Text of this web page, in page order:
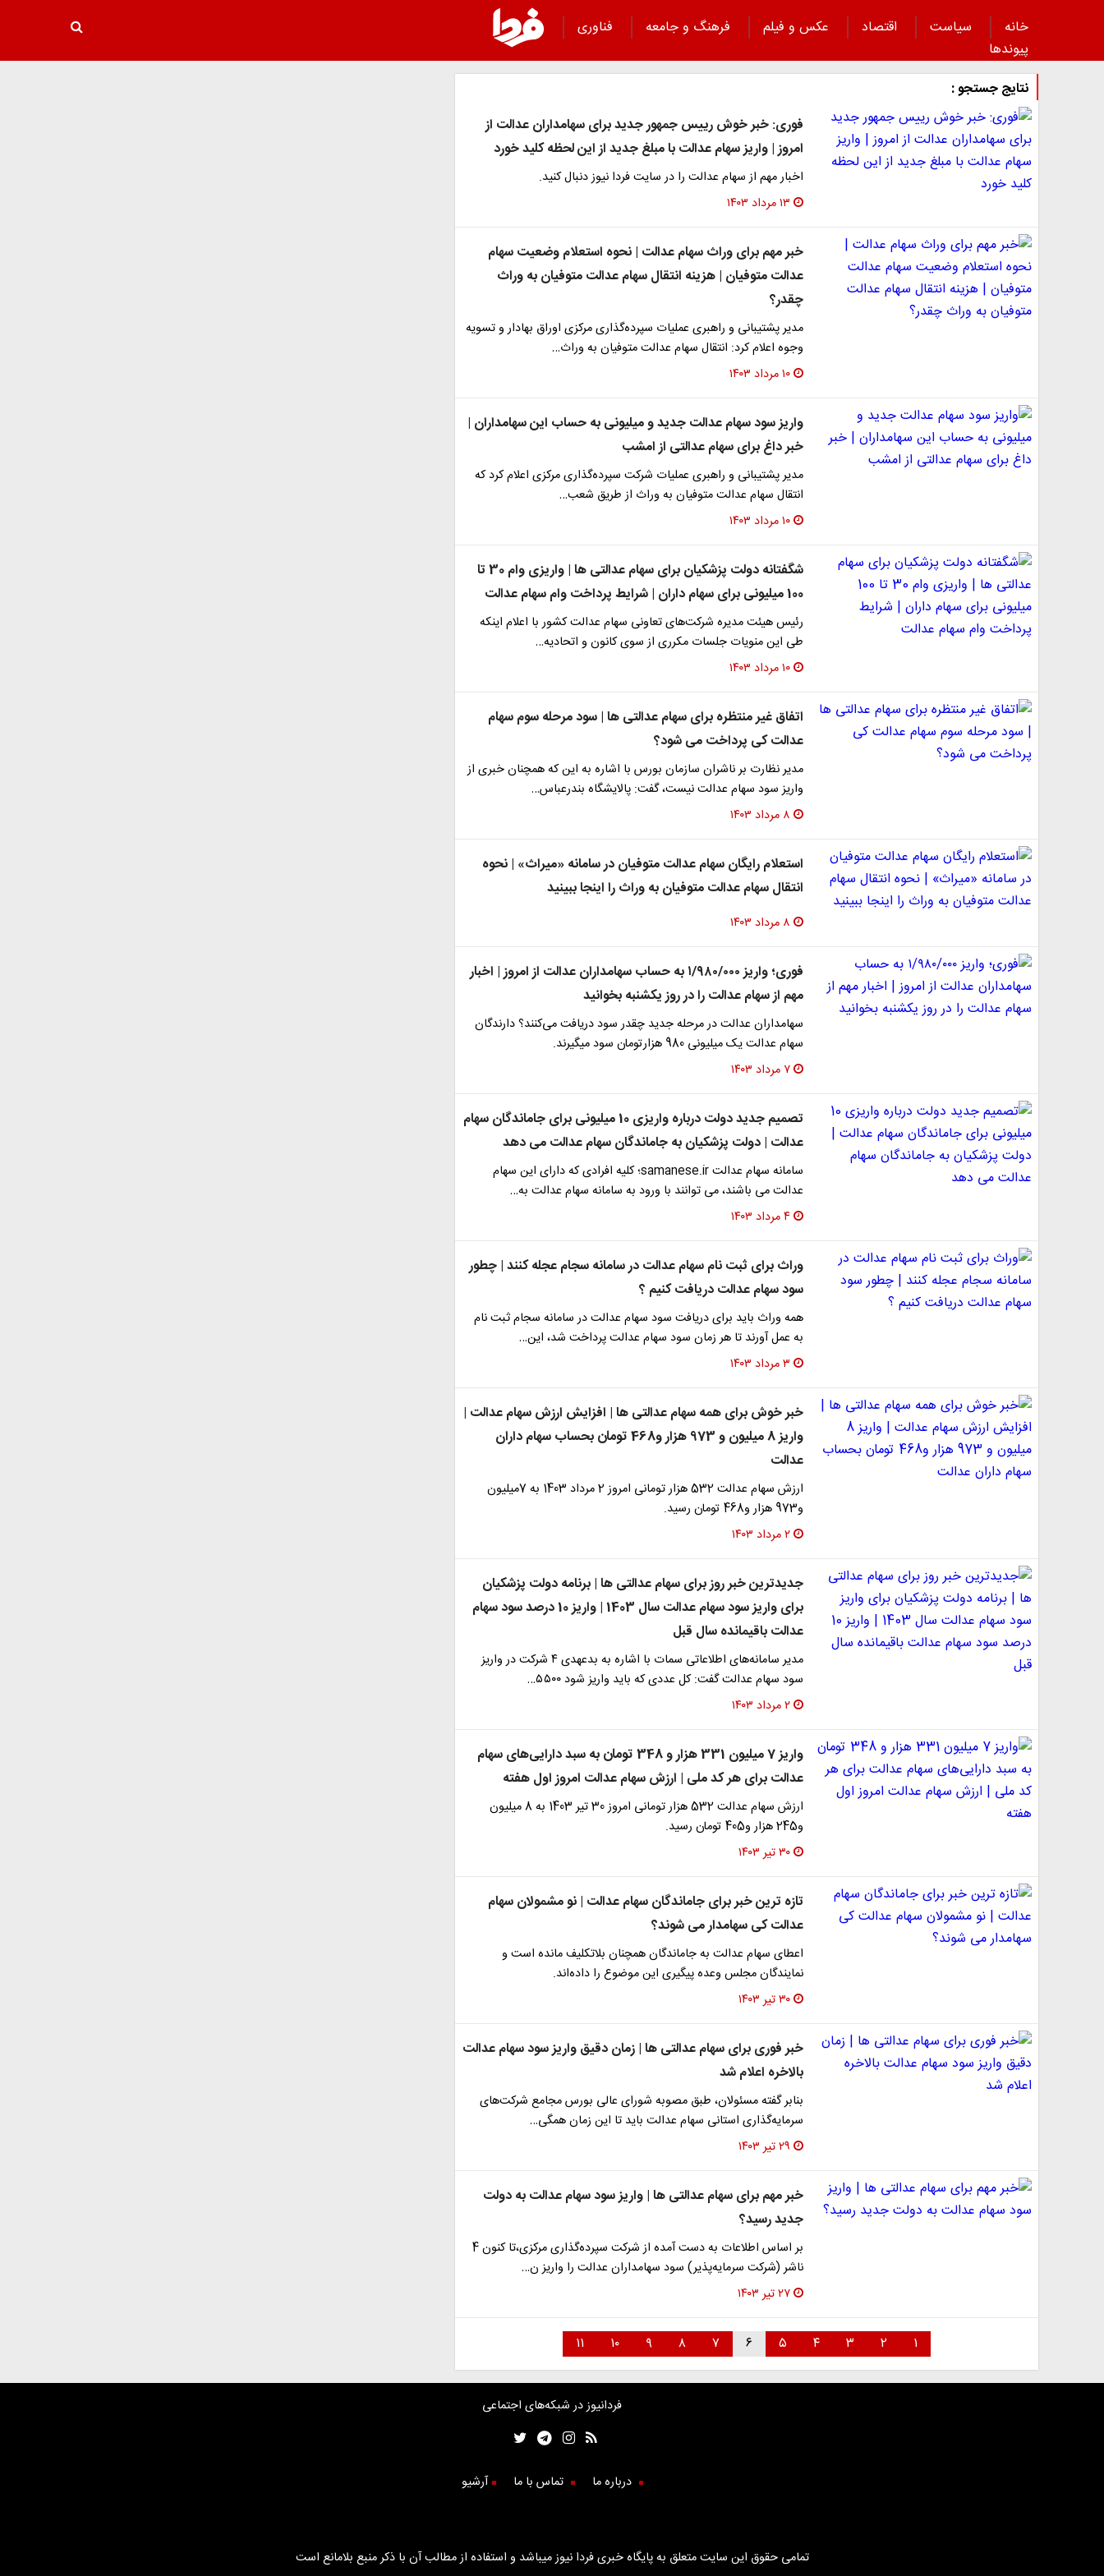
خانه سیاست اقتصاد عکس و فیلم فرهنگ و جامعه
فناوری
پیوند‌ها
نتایج جستجو :
فوری: خبر خوش رییس جمهور جدید برای سهامداران عدالت از
امروز | واریز سهام عدالت با مبلغ جدید از این لحظه کلید خورد
اخبار مهم از سهام عدالت را در سایت فردا نیوز دنبال کنید.
۱۳ مرداد ۱۴۰۳
خبر مهم برای وراث سهام عدالت | نحوه استعلام وضعیت سهام
عدالت متوفیان | هزینه انتقال سهام عدالت متوفیان به وراث
چقدر؟
مدیر پشتیبانی و راهبری عملیات سپرده‌گذاری مرکزی اوراق بهادار و تسویه
وجوه اعلام کرد: انتقال سهام عدالت متوفیان به وراث…
۱۰ مرداد ۱۴۰۳
واریز سود سهام عدالت جدید و میلیونی به حساب این سهامداران |
خبر داغ برای سهام عدالتی از امشب
مدیر پشتیبانی و راهبری عملیات شرکت سپرده‌گذاری مرکزی اعلام کرد که
انتقال سهام عدالت متوفیان به وراث از طریق شعب…
۱۰ مرداد ۱۴۰۳
شگفتانه دولت پزشکیان برای سهام عدالتی ها | واریزی وام 30 تا
100 میلیونی برای سهام داران | شرایط پرداخت وام سهام عدالت
رئیس هیئت مدیره شرکت‌های تعاونی سهام عدالت کشور با اعلام اینکه
طی این منویات جلسات مکرری از سوی کانون و اتحادیه…
۱۰ مرداد ۱۴۰۳
اتفاق غیر منتظره برای سهام عدالتی ها | سود مرحله سوم سهام
عدالت کی پرداخت می شود؟
مدیر نظارت بر ناشران سازمان بورس با اشاره به این که همچنان خبری از
واریز سود سهام عدالت نیست، گفت: پالایشگاه بندرعباس…
۸ مرداد ۱۴۰۳
استعلام رایگان سهام عدالت متوفیان در سامانه «میراث» | نحوه
انتقال سهام عدالت متوفیان به وراث را اینجا ببینید
۸ مرداد ۱۴۰۳
فوری؛ واریز ۱/۹۸۰/۰۰۰ به حساب سهامداران عدالت از امروز | اخبار
مهم از سهام عدالت را در روز یکشنبه بخوانید
سهامداران عدالت در مرحله جدید چقدر سود دریافت می‌کنند؟ دارندگان
سهام عدالت یک میلیونی 980 هزارتومان سود میگیرند.
۷ مرداد ۱۴۰۳
تصمیم جدید دولت درباره واریزی 10 میلیونی برای جاماندگان سهام
عدالت | دولت پزشکیان به جاماندگان سهام عدالت می دهد
سامانه سهام عدالت samanese.ir؛ کلیه افرادی که دارای این سهام
عدالت می باشند، می توانند با ورود به سامانه سهام عدالت به…
۴ مرداد ۱۴۰۳
وراث برای ثبت نام سهام عدالت در سامانه سجام عجله کنند | چطور
سود سهام عدالت دریافت کنیم ؟
همه وراث باید برای دریافت سود سهام عدالت در سامانه سجام ثبت نام
به عمل آورند تا هر زمان سود سهام عدالت پرداخت شد، این…
۳ مرداد ۱۴۰۳
خبر خوش برای همه سهام عدالتی ها | افزایش ارزش سهام عدالت |
واریز 8 میلیون و 973 هزار و468 تومان بحساب سهام داران
عدالت
ارزش سهام عدالت 532 هزار تومانی امروز 2 مرداد 1403 به 7میلیون
و973 هزار و468 تومان رسید.
۲ مرداد ۱۴۰۳
جدیدترین خبر روز برای سهام عدالتی ها | برنامه دولت پزشکیان
برای واریز سود سهام عدالت سال 1403 | واریز 10 درصد سود سهام
عدالت باقیمانده سال قبل
مدیر سامانه‌های اطلاعاتی سمات با اشاره به بدعهدی ۴ شرکت در واریز
سود سهام عدالت گفت: کل عددی که باید واریز شود ۵۵۰۰…
۲ مرداد ۱۴۰۳
واریز 7 میلیون 331 هزار و 348 تومان به سبد دارایی‌های سهام
عدالت برای هر کد ملی | ارزش سهام عدالت امروز اول هفته
ارزش سهام عدالت 532 هزار تومانی امروز 30 تیر 1403 به 8 میلیون
و245 هزار و405 تومان رسید.
۳۰ تیر ۱۴۰۳
تازه ترین خبر برای جاماندگان سهام عدالت | نو مشمولان سهام
عدالت کی سهامدار می شوند؟
اعطای سهام عدالت به جاماندگان همچنان بلاتکلیف مانده است و
نمایندگان مجلس وعده پیگیری این موضوع را داده‌اند.
۳۰ تیر ۱۴۰۳
خبر فوری برای سهام عدالتی ها | زمان دقیق واریز سود سهام عدالت
بالاخره اعلام شد
بنابر گفته مسئولان، طبق مصوبه شورای عالی بورس مجامع شرکت‌های
سرمایه‌گذاری استانی سهام عدالت باید تا این زمان همگی…
۲۹ تیر ۱۴۰۳
خبر مهم برای سهام عدالتی ها | واریز سود سهام عدالت به دولت
جدید رسید؟
بر اساس اطلاعات به دست آمده از شرکت سپرده‌گذاری مرکزی،‌تا کنون 4
ناشر (شرکت سرمایه‌پذیر) سود سهامداران عدالت را واریز ن…
۲۷ تیر ۱۴۰۳
۱ ۲ ۳ ۴ ۵ ۶ ۷ ۸ ۹ ۱۰ ۱۱
فردانیوز در شبکه‌های اجتماعی
درباره ما تماس با ما آرشیو
تمامی حقوق این سایت متعلق به پایگاه خبری فردا نیوز میباشد و استفاده از مطالب آن با ذکر منبع بلامانع است